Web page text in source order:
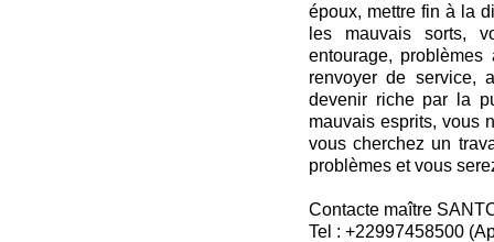
époux, mettre fin à la
les mauvais sorts,
entourage,
renvoyer de service,
devenir riche par la
mauvais esprits, vous
vous cherchez un
problèmes et vous
Contacte maître
Tel : +22997458500